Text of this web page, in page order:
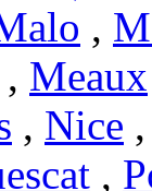
,
Meaux
, Nice
,